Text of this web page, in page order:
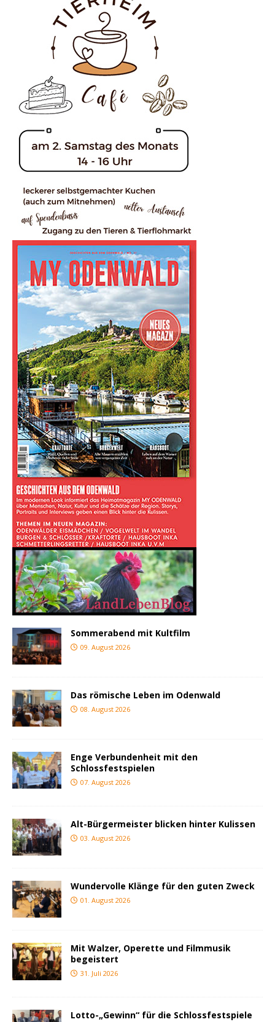
Sommerabend mit Kultfilm
09. August 2026
Das römische Leben im Odenwald
08. August 2026
Enge Verbundenheit mit den
Schlossfestspielen
07. August 2026
Alt-Bürgermeister blicken hinter Kulissen
03. August 2026
Wundervolle Klänge für den guten Zweck
01. August 2026
Mit Walzer, Operette und Filmmusik
begeistert
31. Juli 2026
Lotto-„Gewinn“ für die Schlossfestspiele